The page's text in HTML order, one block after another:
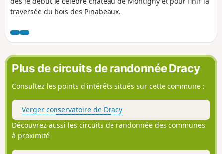
traversée du bois des Pinabeaux.
Plus de circuits de randonnée Dracy
Consultez les points d'intérêts situés sur cette commune :
Verger conservatoire de Dracy
Découvrez aussi les circuits de randonnée des communes
à proximité